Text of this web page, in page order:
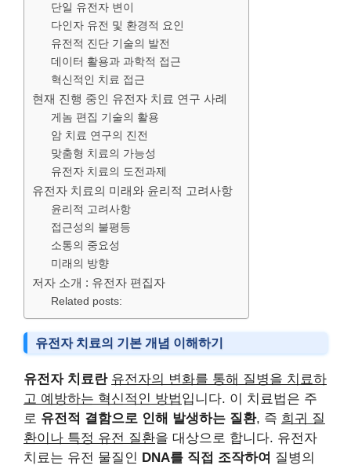
단일 유전자 변이
다인자 유전 및 환경적 요인
유전적 진단 기술의 발전
데이터 활용과 과학적 접근
혁신적인 치료 접근
현재 진행 중인 유전자 치료 연구 사례
게놈 편집 기술의 활용
암 치료 연구의 진전
맞춤형 치료의 가능성
유전자 치료의 도전과제
유전자 치료의 미래와 윤리적 고려사항
윤리적 고려사항
접근성의 불평등
소통의 중요성
미래의 방향
저자 소개 : 유전자 편집자
Related posts:
유전자 치료의 기본 개념 이해하기
유전자 치료란 유전자의 변화를 통해 질병을 치료하
고 예방하는 혁신적인 방법입니다. 이 치료법은 주
로 유전적 결함으로 인해 발생하는 질환, 즉 희귀 질
환이나 특정 유전 질환을 대상으로 합니다. 유전자
치료는 유전 물질인 DNA를 직접 조작하여 질병의